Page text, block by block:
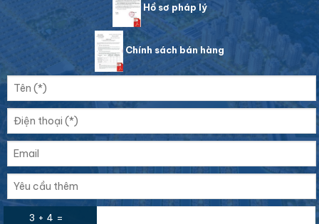
Hồ sơ pháp lý
Chính sách bán hàng
3 + 4 =